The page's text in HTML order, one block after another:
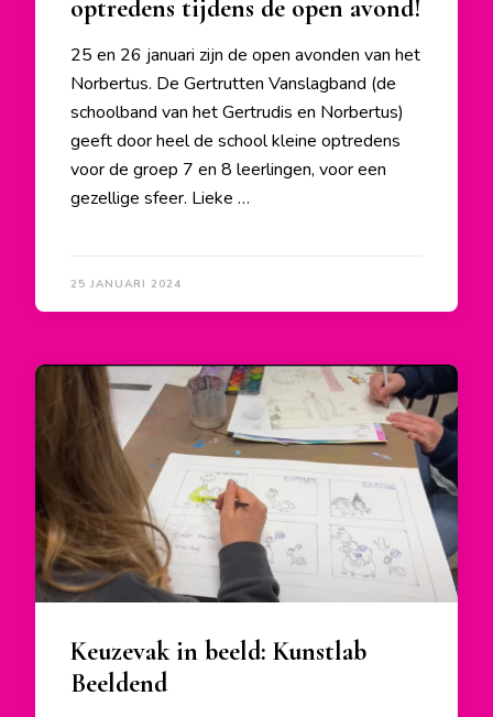
optredens tijdens de open avond!
25 en 26 januari zijn de open avonden van het
Norbertus. De Gertrutten Vanslagband (de
schoolband van het Gertrudis en Norbertus)
geeft door heel de school kleine optredens
voor de groep 7 en 8 leerlingen, voor een
gezellige sfeer. Lieke …
25 JANUARI 2024
Keuzevak in beeld: Kunstlab
Beeldend